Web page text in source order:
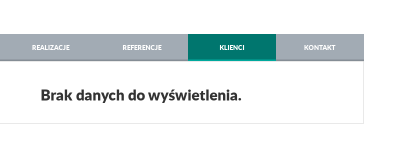
REALIZACJE REFERENCJE KLIENCI KONTAKT
Brak danych do wyświetlenia.